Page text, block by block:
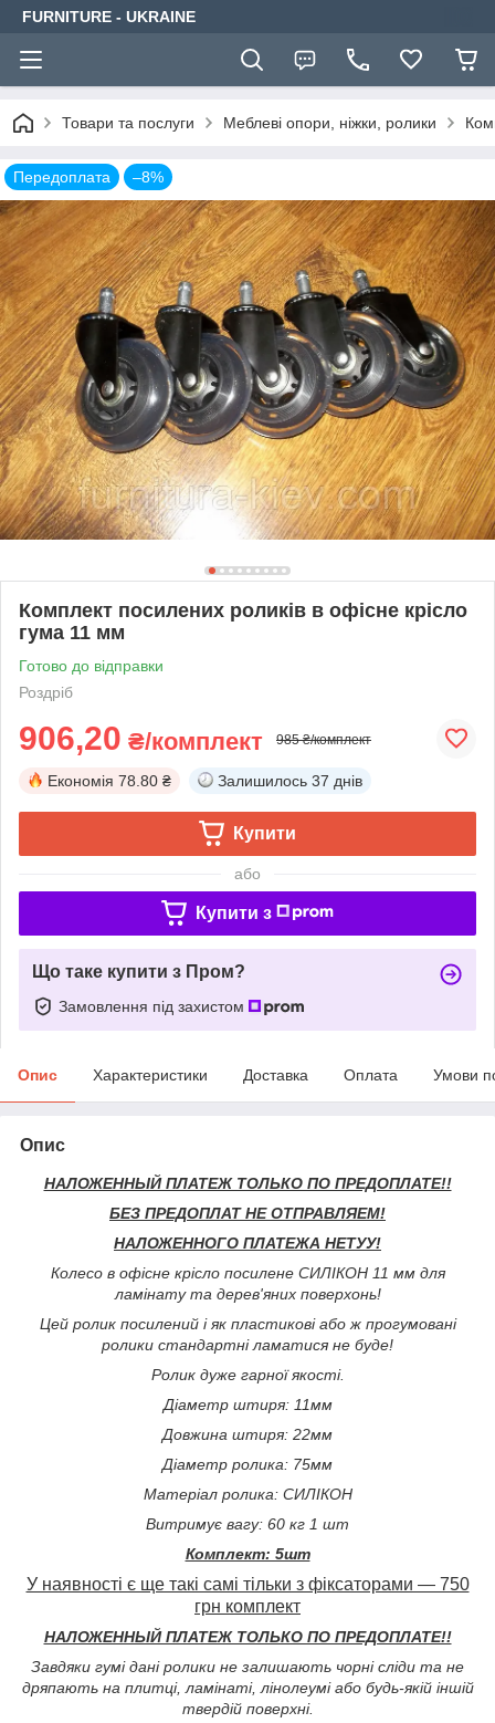
FURNITURE - UKRAINE
Товари та послуги Меблеві опори, ніжки, ролики
Передоплата –8%
Комплект посилених роликів в офісне крісло
гума 11 мм
Готово до відправки
Роздріб
906,20 ₴/комплект 985 ₴/комплект
Економія 78.80 ₴ Залишилось 37 днів
Купити
або
Купити з
Що таке купити з Пром?
Замовлення під захистом
Опис Характеристики Доставка Оплата Умови
Опис
НАЛОЖЕННЫЙ ПЛАТЕЖ ТОЛЬКО ПО ПРЕДОПЛАТЕ!!
БЕЗ ПРЕДОПЛАТ НЕ ОТПРАВЛЯЕМ!
НАЛОЖЕННОГО ПЛАТЕЖА НЕТУУ!
Колесо в офісне крісло посилене СИЛІКОН 11 мм для
ламінату та дерев'яних поверхонь!
Цей ролик посилений і як пластикові або ж прогумовані
ролики стандартні ламатися не буде!
Ролик дуже гарної якості.
Діаметр штиря: 11мм
Довжина штиря: 22мм
Діаметр ролика: 75мм
Матеріал ролика: СИЛІКОН
Витримує вагу: 60 кг 1 шт
Комплект: 5шт
У наявності є ще такі самі тільки з фіксаторами — 750
грн комплект
НАЛОЖЕННЫЙ ПЛАТЕЖ ТОЛЬКО ПО ПРЕДОПЛАТЕ!!
Завдяки гумі дані ролики не залишають чорні сліди та не
дряпають на плитці, ламінаті, лінолеумі або будь-якій іншій
твердій поверхні.